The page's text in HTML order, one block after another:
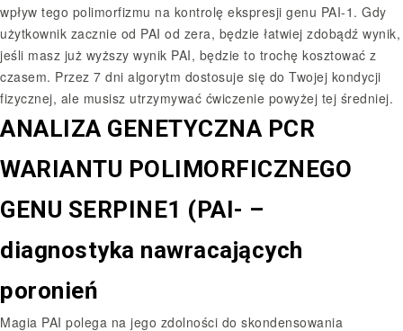
wpływ tego polimorfizmu na kontrolę ekspresji genu PAI-1. Gdy
użytkownik zacznie od PAI od zera, będzie łatwiej zdobądź wynik,
jeśli masz już wyższy wynik PAI, będzie to trochę kosztować z
czasem. Przez 7 dni algorytm dostosuje się do Twojej kondycji
fizycznej, ale musisz utrzymywać ćwiczenie powyżej tej średniej.
ANALIZA GENETYCZNA PCR
WARIANTU POLIMORFICZNEGO
GENU SERPINE1 (PAI- –
diagnostyka nawracających
poronień
Magia PAI polega na jego zdolności do skondensowania